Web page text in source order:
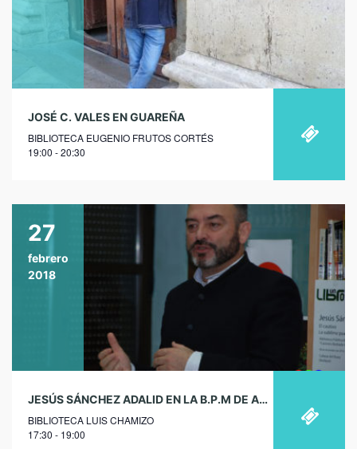
JOSÉ C. VALES EN GUAREÑA
BIBLIOTECA EUGENIO FRUTOS CORTÉS
19:00 - 20:30
27
febrero
2018
JESÚS SÁNCHEZ ADALID EN LA B.P.M DE ARROYO DE SAN SERVÁN
BIBLIOTECA LUIS CHAMIZO
17:30 - 19:00